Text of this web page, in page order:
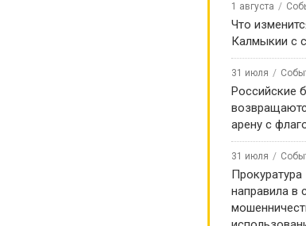
1 августа
Что
Калмыкии с
31 июля
Российские
арену с
31 июля
направила в